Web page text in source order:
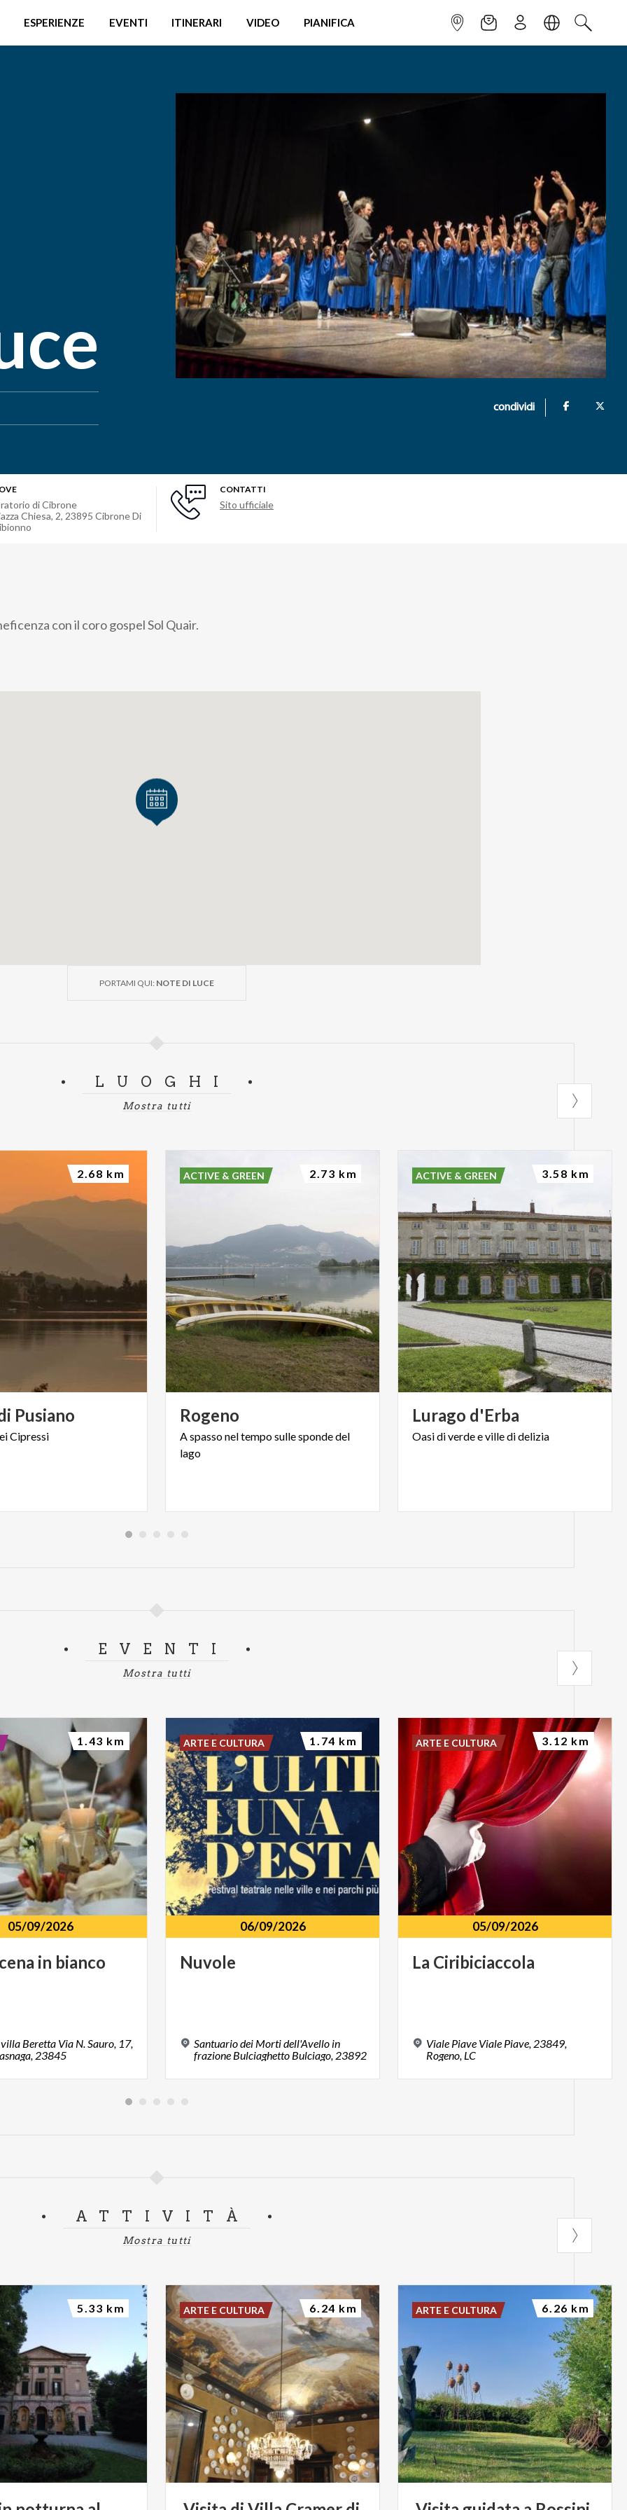
ESPERIENZE EVENTI ITINERARI VIDEO PIANIFICA INFOPOINTNEWSLETTER
ISCRIVITILINGUACERCA
condividi
di Cibrone
Chiesa, 2, 23895 Cibrone Di
CONTATTI
Sito ufficiale
con il coro gospel Sol Quair.
PORTAMI QUI: NOTE DI LUCE
LUOGHI
Mostra tutti
Pusiano
Cipressi
2.68 km
Rogeno
Aspassoneltemposullespondedel
lago
ACTIVE & GREEN 2.73 km
Lurago d'Erba
Oasidiverdeevilledidelizia
ACTIVE & GREEN 3.58 km
EVENTI
Mostra tutti
05/09/2026
in bianco
Beretta Via N. Sauro, 17,
23845
1.43 km
06/09/2026
Nuvole
Santuario dei Morti dell'Avello in
frazione Bulciaghetto Bulciago, 23892
ARTE E CULTURA 1.74 km
05/09/2026
La Ciribiciaccola
Viale Piave Viale Piave, 23849,
Rogeno, LC
ARTE E CULTURA 3.12 km
ATTIVITÀ
Mostra tutti
5.33 km ARTE E CULTURA 6.24 km ARTE E CULTURA 6.26 km